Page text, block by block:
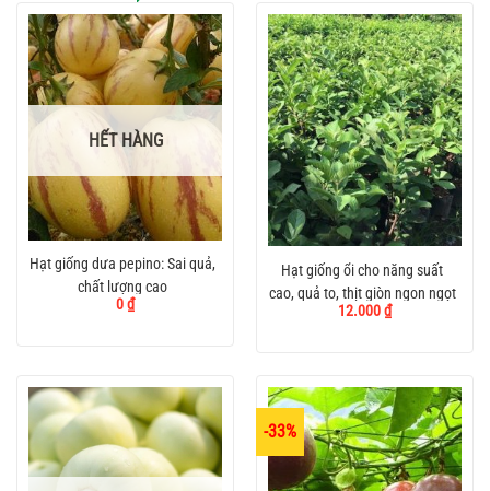
HẾT HÀNG
Hạt giống dưa pepino: Sai quả,
chất lượng cao
0₫
Hạt giống ổi cho năng suất
cao, quả to, thịt giòn ngon ngọt
12.000₫
-33%